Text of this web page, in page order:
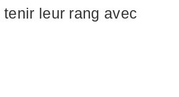
leur rang avec